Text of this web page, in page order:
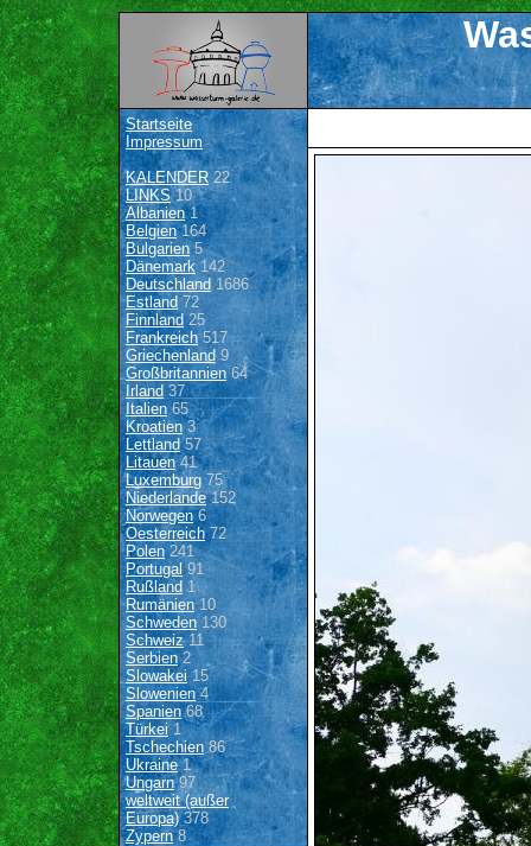
Startseite
Impressum
KALENDER22
LINKS10
Albanien1
Belgien164
Bulgarien 5
Dänemark142
Deutschland 1686
Estland 72
Finnland 25
Frankreich517
Griechenland9
Großbritannien64
Irland 37
Italien65
Kroatien3
Lettland57
Litauen41
Luxemburg 75
Niederlande152
Norwegen6
Oesterreich72
Polen 241
Portugal91
Rußland 1
Rumänien10
Schweden 130
Schweiz11
Serbien2
Slowakei15
Slowenien4
Spanien68
Türkei1
Tschechien 86
Ukraine1
Ungarn97
weltweit (außer
Europa)378
Zypern8